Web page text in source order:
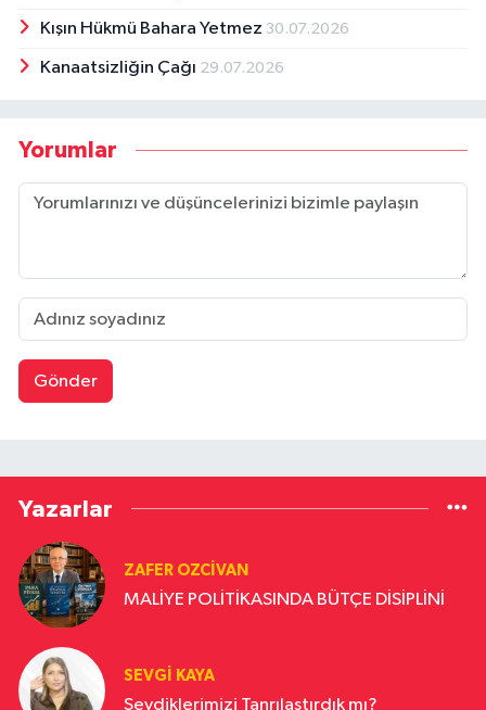
Kışın Hükmü Bahara Yetmez 30.07.2026
Kanaatsizliğin Çağı 29.07.2026
Yorumlar
Gönder
Yazarlar
ZAFER OZCIVAN
MALİYE POLİTİKASINDA BÜTÇE DİSİPLİNİ
SEVGI KAYA
Sevdiklerimizi Tanrılaştırdık mı?